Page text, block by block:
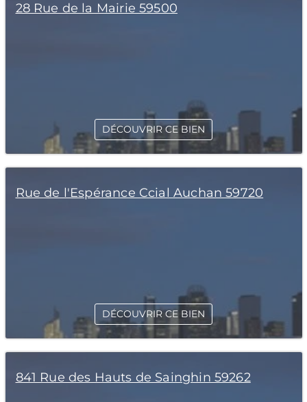
28 Rue de la Mairie 59500
DÉCOUVRIR CE BIEN
Rue de l'Espérance Ccial Auchan 59720
DÉCOUVRIR CE BIEN
841 Rue des Hauts de Sainghin 59262